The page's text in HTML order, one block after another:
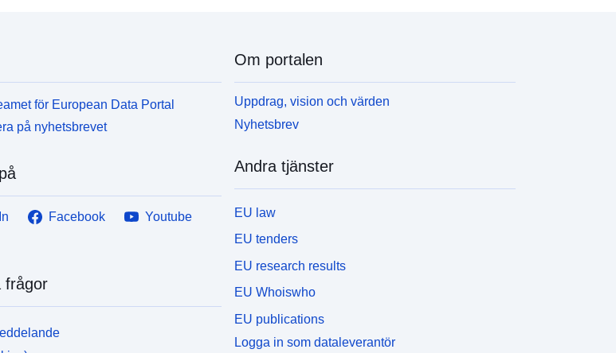
för European Data Portal
på nyhetsbrevet
Facebook
Youtube
frågor
Om portalen
Uppdrag, vision och värden
Nyhetsbrev
Andra tjänster
EU law
EU tenders
EU research results
EU Whoiswho
EU publications
Logga in som dataleverantör